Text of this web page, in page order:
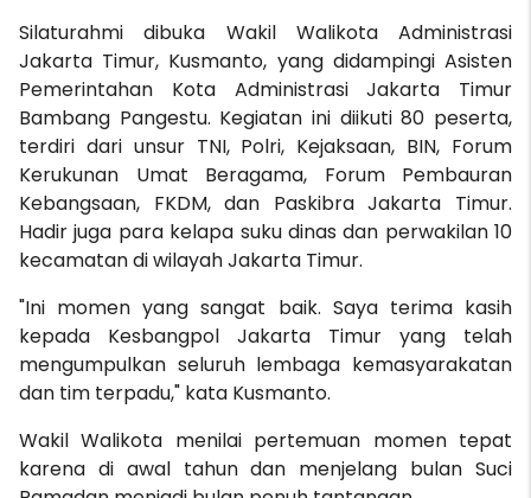
Silaturahmi dibuka Wakil Walikota Administrasi
Jakarta Timur, Kusmanto, yang didampingi Asisten
Pemerintahan Kota Administrasi Jakarta Timur
Bambang Pangestu. Kegiatan ini diikuti 80 peserta,
terdiri dari unsur TNI, Polri, Kejaksaan, BIN, Forum
Kerukunan Umat Beragama, Forum Pembauran
Kebangsaan, FKDM, dan Paskibra Jakarta Timur.
Hadir juga para kelapa suku dinas dan perwakilan 10
kecamatan di wilayah Jakarta Timur.
"Ini momen yang sangat baik. Saya terima kasih
kepada Kesbangpol Jakarta Timur yang telah
mengumpulkan seluruh lembaga kemasyarakatan
dan tim terpadu," kata Kusmanto.
Wakil Walikota menilai pertemuan momen tepat
karena di awal tahun dan menjelang bulan Suci